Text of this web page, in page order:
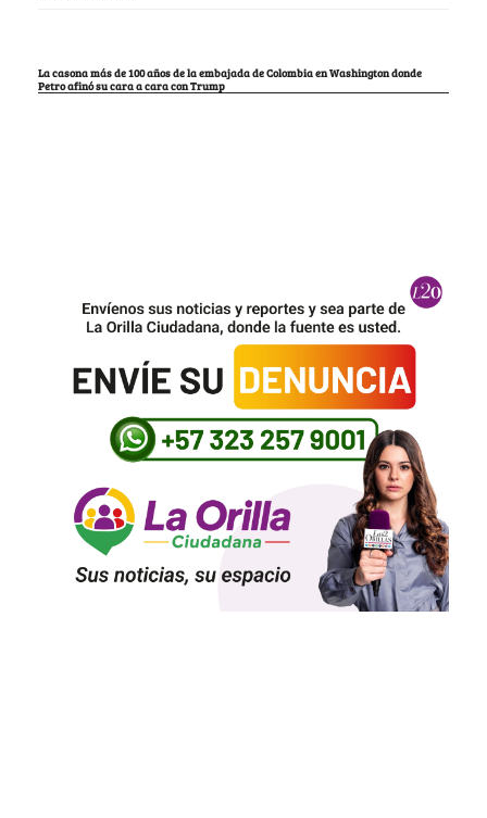
La casona más de 100 años de la embajada de Colombia en Washington donde
Petro afinó su cara a cara con Trump